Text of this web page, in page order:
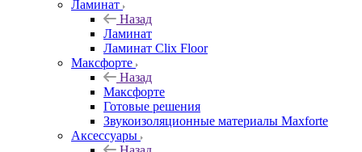
Ламинат
Назад
Ламинат
Ламинат Clix Floor
Максфорте
Назад
Максфорте
Готовые решения
Звукоизоляционные материалы Maxforte
Аксессуары